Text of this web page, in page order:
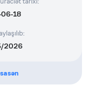
18
:
2026